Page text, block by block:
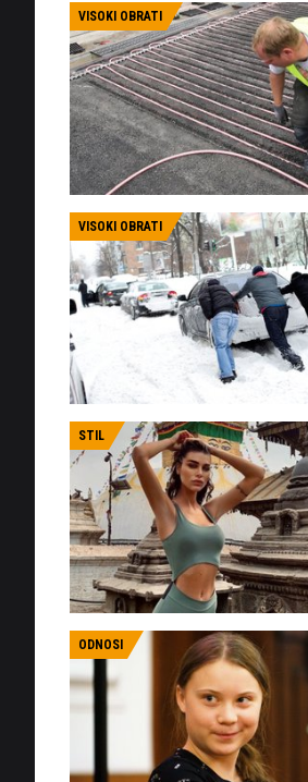
VISOKI OBRATI
VISOKI OBRATI
STIL
ODNOSI